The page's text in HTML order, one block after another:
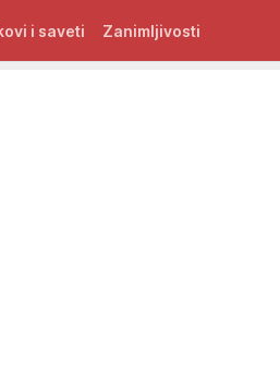
i saveti Zanimljivosti